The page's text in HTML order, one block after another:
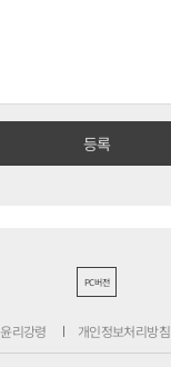
PC버전
윤리강령 개인정보처리방침